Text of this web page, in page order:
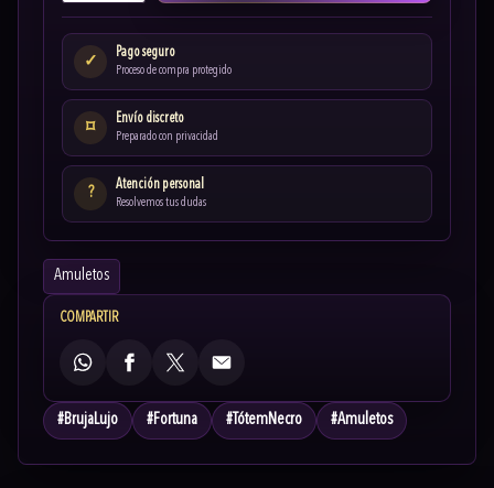
✓
Pago seguro
Proceso de compra protegido
⌑
Envío discreto
Preparado con privacidad
? Atención personal
Resolvemos tus dudas
Amuletos
COMPARTIR
WhatsAppFacebook
X Email
#BrujaLujo #Fortuna #TótemNecro #Amuletos